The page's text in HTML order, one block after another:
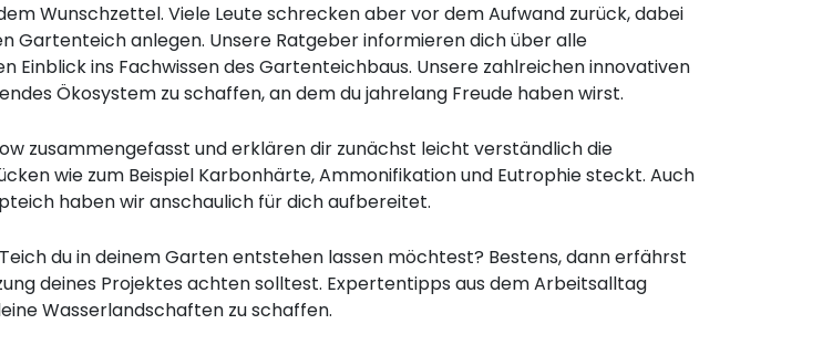
Wunschzettel. Viele Leute schrecken aber vor dem Aufwand zurück, dabei
Gartenteich anlegen. Unsere Ratgeber informieren dich über alle
ins Fachwissen des Gartenteichbaus. Unsere zahlreichen innovativen
Ökosystem zu schaffen, an dem du jahrelang Freude haben wirst.
zusammengefasst und erklären dir zunächst leicht verständlich die
wie zum Beispiel Karbonhärte, Ammonifikation und Eutrophie steckt. Auch
haben wir anschaulich für dich aufbereitet.
du in deinem Garten entstehen lassen möchtest? Bestens, dann erfährst
deines Projektes achten solltest. Expertentipps aus dem Arbeitsalltag
Wasserlandschaften zu schaffen.